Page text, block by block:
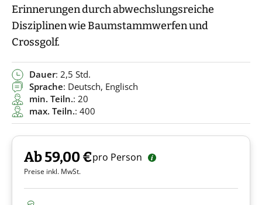
Erinnerungen durch abwechslungsreiche
Disziplinen wie Baumstammwerfen und
Crossgolf.
Dauer: 2,5 Std.
Sprache: Deutsch, Englisch
min. Teiln.: 20
max. Teiln.: 400
Ab 59,00 €pro Person
Preise inkl. MwSt.